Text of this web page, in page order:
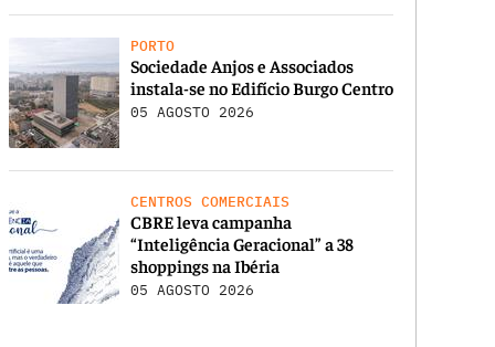
PORTO
Sociedade Anjos e Associados
instala-se no Edifício Burgo Centro
05 AGOSTO 2026
CENTROS COMERCIAIS
CBRE leva campanha
“Inteligência Geracional” a 38
shoppings na Ibéria
05 AGOSTO 2026